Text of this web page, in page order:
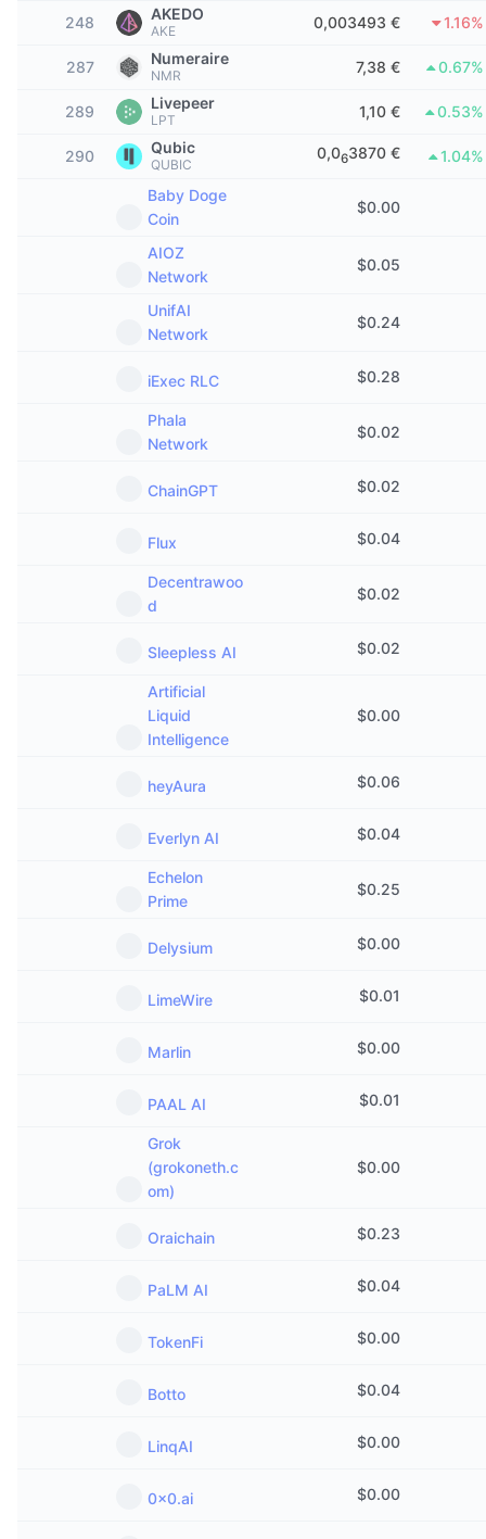
Δημοφιλή
Νέο
Αθλητισμός
Τεχνολογία
Συνολικά στατιστικά NFT
Προσεχείς πωλήσεις
Crypto ETFs
Διαπραγματεύσιμα Αμοιβαία Κεφάλαια Μπιτκόιν
Διαπραγματεύσιμα Αμοιβαία Κεφάλαια Εθέριουμ
Τεχνική ανάλυση
Επισκόπηση
Εκκαθαρίσεις
Επιτόκια χρηματοδότησης
Κόμβος Agent της CMC
Αγορά Δεξιοτήτων
CMC MCP
x402
Γραφικά Στοιχεία Ιστότοπου
Εκμάθηση
Γλωσσάριο
Ανταμοιβές Diamonds
Μάθετε και Κερδίστε
Ημερολόγιο ICO
248 AKEDO
AKE 0,003493 € 1.16%
287 Numeraire
NMR 7,38 € 0.67%
289 Livepeer
LPT 1,10 € 0.53%
290 Qubic
QUBIC
0,063870 € 1.04%
Baby Doge
Coin
$0.00
AIOZ
Network
$0.05
UnifAI
Network
$0.24
iExec RLC $0.28
Phala
Network
$0.02
ChainGPT $0.02
Flux $0.04
Decentrawoo
d
$0.02
Sleepless AI $0.02
Artificial
Liquid
Intelligence
$0.00
heyAura $0.06
Everlyn AI $0.04
Echelon
Prime
$0.25
Delysium $0.00
LimeWire $0.01
Marlin $0.00
PAAL AI $0.01
Grok
(grokoneth.c
om)
$0.00
Oraichain $0.23
PaLM AI $0.04
TokenFi $0.00
Botto $0.04
LinqAI $0.00
0x0.ai $0.00